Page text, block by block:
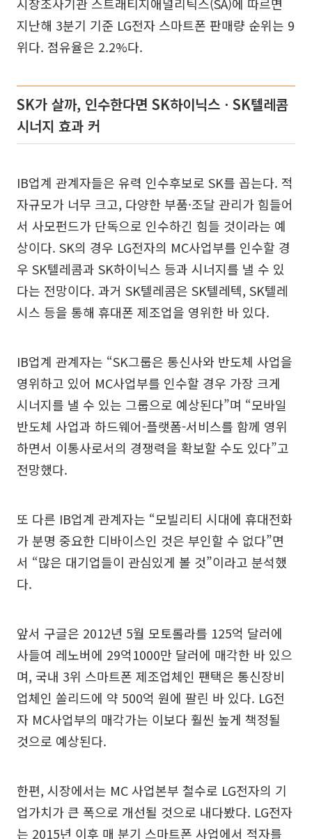
지난해 3분기 기준 LG전자 스마트폰 판매량 순위는 9
위다. 점유율은 2.2%다.
SK가 살까, 인수한다면 SK하이닉스ㆍSK텔레콤
시너지 효과 커
IB업계 관계자들은 유력 인수후보로 SK를 꼽는다. 적
자규모가 너무 크고, 다양한 부품·조달 관리가 힘들어
서 사모펀드가 단독으로 인수하긴 힘들 것이라는 예
상이다. SK의 경우 LG전자의 MC사업부를 인수할 경
우 SK텔레콤과 SK하이닉스 등과 시너지를 낼 수 있
다는 전망이다. 과거 SK텔레콤은 SK텔레텍, SK텔레
시스 등을 통해 휴대폰 제조업을 영위한 바 있다.
IB업계 관계자는 “SK그룹은 통신사와 반도체 사업을
영위하고 있어 MC사업부를 인수할 경우 가장 크게
시너지를 낼 수 있는 그룹으로 예상된다”며 “모바일
반도체 사업과 하드웨어-플랫폼-서비스를 함께 영위
하면서 이통사로서의 경쟁력을 확보할 수도 있다”고
전망했다.
또 다른 IB업계 관계자는 “모빌리티 시대에 휴대전화
가 분명 중요한 디바이스인 것은 부인할 수 없다”면
서 “많은 대기업들이 관심있게 볼 것”이라고 분석했
다.
앞서 구글은 2012년 5월 모토롤라를 125억 달러에
사들여 레노버에 29억1000만 달러에 매각한 바 있으
며, 국내 3위 스마트폰 제조업체인 팬택은 통신장비
업체인 쏠리드에 약 500억 원에 팔린 바 있다. LG전
자 MC사업부의 매각가는 이보다 훨씬 높게 책정될
것으로 예상된다.
한편, 시장에서는 MC 사업본부 철수로 LG전자의 기
업가치가 큰 폭으로 개선될 것으로 내다봤다. LG전자
는 2015년 이후 매 분기 스마트폰 사업에서 적자를